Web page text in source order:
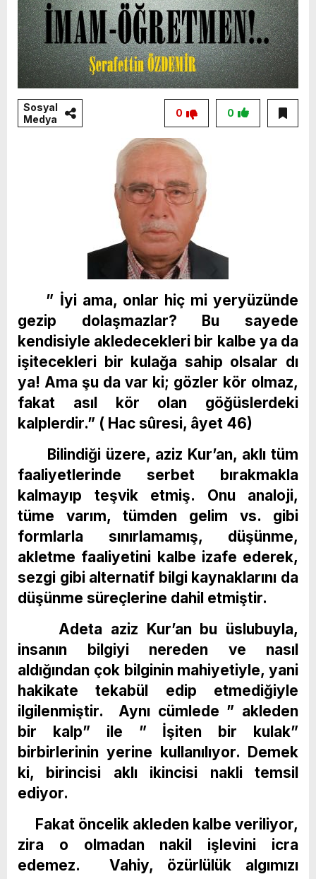
Sosyal
Medya
0
0
” İyi ama, onlar hiç mi yeryüzünde
gezip dolaşmazlar? Bu sayede
kendisiyle akledecekleri bir kalbe ya da
işitecekleri bir kulağa sahip olsalar dı
ya! Ama şu da var ki; gözler kör olmaz,
fakat asıl kör olan göğüslerdeki
kalplerdir.” ( Hac sûresi, âyet 46)
Bilindiği üzere, aziz Kur’an, aklı tüm
faaliyetlerinde serbet bırakmakla
kalmayıp teşvik etmiş. Onu analoji,
tüme varım, tümden gelim vs. gibi
formlarla sınırlamamış, düşünme,
akletme faaliyetini kalbe izafe ederek,
sezgi gibi alternatif bilgi kaynaklarını da
düşünme süreçlerine dahil etmiştir.
Adeta aziz Kur’an bu üslubuyla,
insanın bilgiyi nereden ve nasıl
aldığından çok bilginin mahiyetiyle, yani
hakikate tekabül edip etmediğiyle
ilgilenmiştir. Aynı cümlede ” akleden
bir kalp” ile ” İşiten bir kulak”
birbirlerinin yerine kullanılıyor. Demek
ki, birincisi aklı ikincisi nakli temsil
ediyor.
Fakat öncelik akleden kalbe veriliyor,
zira o olmadan nakil işlevini icra
edemez. Vahiy, özürlülük algımızı